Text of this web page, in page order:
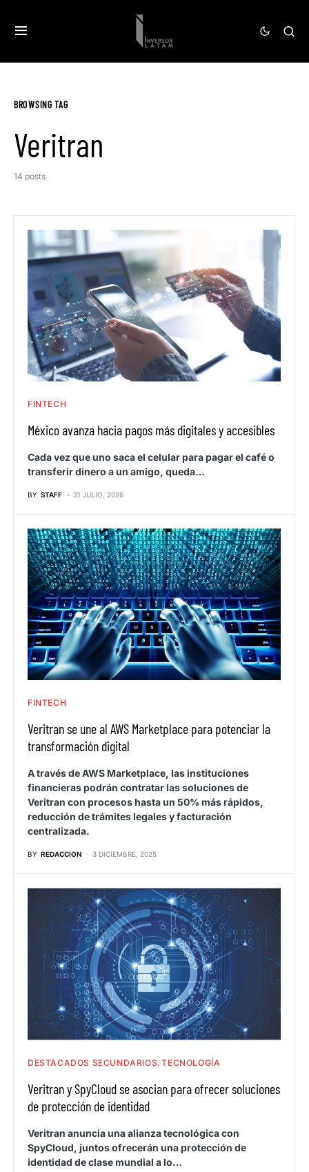
BROWSING TAG
Veritran
14 posts
FINTECH
México avanza hacia pagos más digitales y accesibles
Cada vez que uno saca el celular para pagar el café o
transferir dinero a un amigo, queda…
BY STAFF 31 JULIO, 2026
FINTECH
Veritran se une al AWS Marketplace para potenciar la
transformación digital
A través de AWS Marketplace, las instituciones
financieras podrán contratar las soluciones de
Veritran con procesos hasta un 50% más rápidos,
reducción de trámites legales y facturación
centralizada.
BY REDACCION 3 DICIEMBRE, 2025
DESTACADOS SECUNDARIOS TECNOLOGÍA
Veritran y SpyCloud se asocian para ofrecer soluciones
de protección de identidad
Veritran anuncia una alianza tecnológica con
SpyCloud, juntos ofrecerán una protección de
identidad de clase mundial a lo…